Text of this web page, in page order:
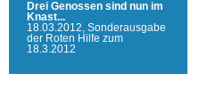
Drei Genossen sind nun im
Knast...
18.03.2012, Sonderausgabe
der Roten Hilfe zum
18.3.2012